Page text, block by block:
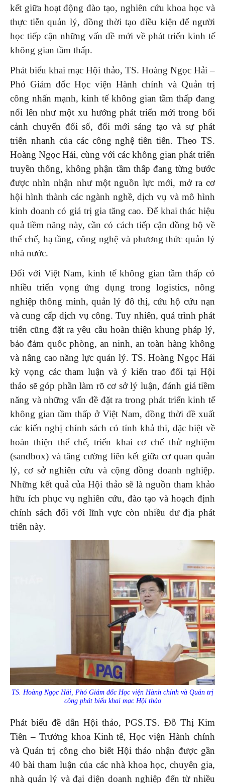
kết giữa hoạt động đào tạo, nghiên cứu khoa học và
thực tiễn quản lý, đồng thời tạo điều kiện để người
học tiếp cận những vấn đề mới về phát triển kinh tế
không gian tầm thấp.
Phát biểu khai mạc Hội thảo, TS. Hoàng Ngọc Hải –
Phó Giám đốc Học viện Hành chính và Quản trị
công nhấn mạnh, kinh tế không gian tầm thấp đang
nổi lên như một xu hướng phát triển mới trong bối
cảnh chuyển đổi số, đổi mới sáng tạo và sự phát
triển nhanh của các công nghệ tiên tiến. Theo TS.
Hoàng Ngọc Hải, cùng với các không gian phát triển
truyền thống, không phận tầm thấp đang từng bước
được nhìn nhận như một nguồn lực mới, mở ra cơ
hội hình thành các ngành nghề, dịch vụ và mô hình
kinh doanh có giá trị gia tăng cao. Để khai thác hiệu
quả tiềm năng này, cần có cách tiếp cận đồng bộ về
thể chế, hạ tầng, công nghệ và phương thức quản lý
nhà nước.
Đối với Việt Nam, kinh tế không gian tầm thấp có
nhiều triển vọng ứng dụng trong logistics, nông
nghiệp thông minh, quản lý đô thị, cứu hộ cứu nạn
và cung cấp dịch vụ công. Tuy nhiên, quá trình phát
triển cũng đặt ra yêu cầu hoàn thiện khung pháp lý,
bảo đảm quốc phòng, an ninh, an toàn hàng không
và nâng cao năng lực quản lý. TS. Hoàng Ngọc Hải
kỳ vọng các tham luận và ý kiến trao đổi tại Hội
thảo sẽ góp phần làm rõ cơ sở lý luận, đánh giá tiềm
năng và những vấn đề đặt ra trong phát triển kinh tế
không gian tầm thấp ở Việt Nam, đồng thời đề xuất
các kiến nghị chính sách có tính khả thi, đặc biệt về
hoàn thiện thể chế, triển khai cơ chế thử nghiệm
(sandbox) và tăng cường liên kết giữa cơ quan quản
lý, cơ sở nghiên cứu và cộng đồng doanh nghiệp.
Những kết quả của Hội thảo sẽ là nguồn tham khảo
hữu ích phục vụ nghiên cứu, đào tạo và hoạch định
chính sách đối với lĩnh vực còn nhiều dư địa phát
triển này.
TS. Hoàng Ngọc Hải, Phó Giám đốc Học viện Hành chính và Quản trị
công phát biểu khai mạc Hội thảo
Phát biểu đề dẫn Hội thảo, PGS.TS. Đỗ Thị Kim
Tiên – Trưởng khoa Kinh tế, Học viện Hành chính
và Quản trị công cho biết Hội thảo nhận được gần
40 bài tham luận của các nhà khoa học, chuyên gia,
nhà quản lý và đại diện doanh nghiệp đến từ nhiều